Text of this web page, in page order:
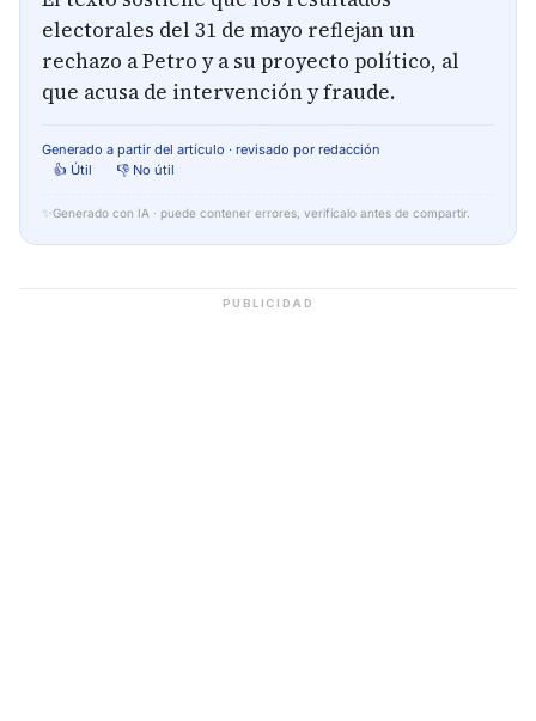
electorales del 31 de mayo reflejan un
rechazo a Petro y a su proyecto político, al
que acusa de intervención y fraude.
Generado a partir del artículo · revisado por redacción
👍 Útil
👎 No útil
✨ Generado con IA · puede contener errores, verifícalo antes de compartir.
PUBLICIDAD